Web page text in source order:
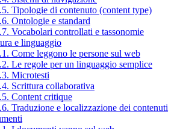
Tipologie di contenuto (content type)
Ontologie e standard
Vocabolari controllati e tassonomie
e linguaggio
Come leggono le persone sul web
Le regole per un linguaggio semplice
Microtesti
Scrittura collaborativa
Content critique
Traduzione e localizzazione dei contenuti